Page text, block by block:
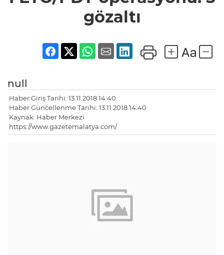
gözaltı
null
Haber Giriş Tarihi: 13.11.2018 14:40
Haber Güncellenme Tarihi: 13.11.2018 14:40
Kaynak: Haber Merkezi
https://www.gazetemalatya.com/